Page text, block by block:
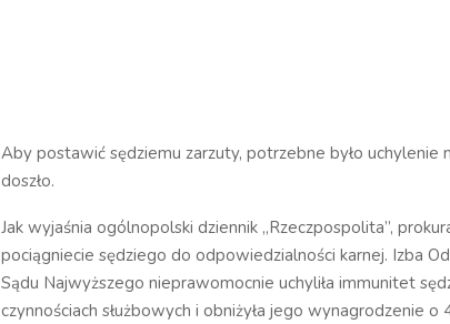
Aby postawić sędziemu zarzuty, potrzebne było uchylenie
doszło.
Jak wyjaśnia ogólnopolski dziennik „Rzeczpospolita”,
pociągniecie sędziego do odpowiedzialności karnej. Izba
Sądu Najwyższego nieprawomocnie uchyliła immunitet
czynnościach służbowych i obniżyła jego wynagrodzenie o